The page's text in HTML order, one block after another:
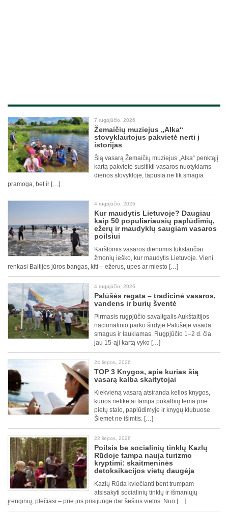
7 rugpjūčio, 2026
Žemaičių muziejus „Alka“
stovyklautojus pakvietė nerti į
istorijas
Šią vasarą Žemaičių muziejus „Alka“ penktąjį
kartą pakvietė susitikti vasaros nuotykiams
dienos stovykloje, tapusia ne tik smagia
pramoga, bet ir […]
4 rugpjūčio, 2026
Kur maudytis Lietuvoje? Daugiau
kaip 50 populiariausių paplūdimių,
ežerų ir maudyklų saugiam vasaros
poilsiui
Karštomis vasaros dienomis tūkstančiai
žmonių ieško, kur maudytis Lietuvoje. Vieni
renkasi Baltijos jūros bangas, kiti – ežerus, upes ar miesto […]
4 rugpjūčio, 2026
Palūšės regata – tradicinė vasaros,
vandens ir burių šventė
Pirmasis rugpjūčio savaitgalis Aukštaitijos
nacionalinio parko širdyje Palūšėje visada
smagus ir laukiamas. Rugpjūčio 1–2 d. čia
jau 15-ąjį kartą vyko […]
24 liepos, 2026
TOP 3 Knygos, apie kurias šią
vasarą kalba skaitytojai
Kiekvieną vasarą atsiranda kelios knygos,
kurios netikėtai tampa pokalbių tema prie
pietų stalo, paplūdimyje ir knygų klubuose.
Šiemet ne išimtis. […]
22 liepos, 2026
Poilsis be socialinių tinklų Kazlų
Rūdoje tampa nauja turizmo
kryptimi: skaitmeninės
detoksikacijos vietų daugėja
Kazlų Rūda kviečianti bent trumpam
atsisakyti socialinių tinklų ir išmaniųjų
įrenginių, plečiasi – prie jos prisijungė dar šešios vietos. Nuo […]